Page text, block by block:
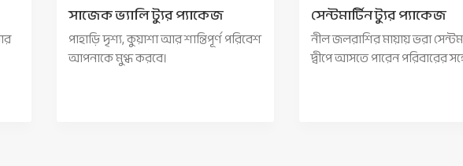
সাজেক ভ্যালি ট্যুর প্যাকেজ
পাহাড়ি দৃশ্য, কুয়াশা আর শান্তিপূর্ণ পরিবেশ
আপনাকে মুগ্ধ করবে।
সেন্টমার্টিন ট্যুর প্যাকেজ
নীল জলরাশির মায়ায় ভরা
দ্বীপে আসতে পারেন পরিবারের